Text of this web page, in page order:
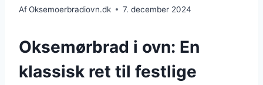
AfOksemoerbradiovn.dk 7. december 2024
Oksemørbrad i ovn: En
klassisk ret til festlige